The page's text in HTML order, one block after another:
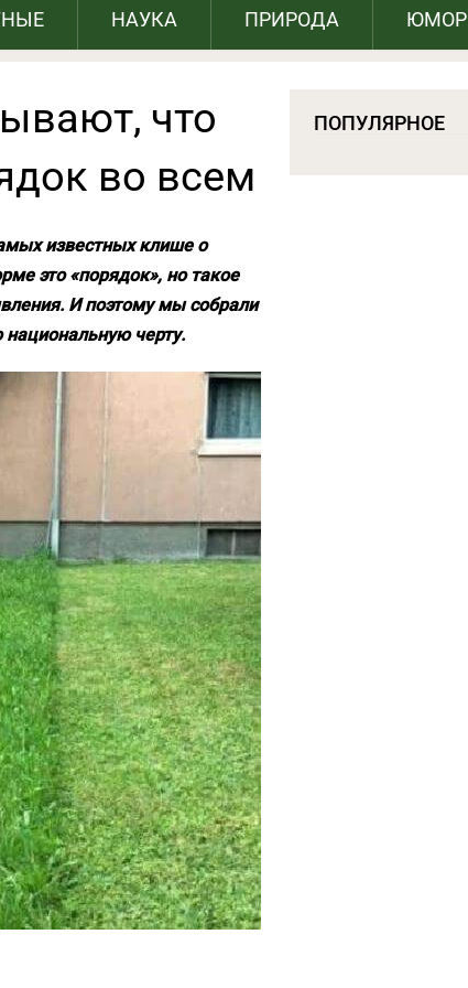
НАУКА ПРИРОДА ЮМОР
что
во всем
известных клише о
это «порядок», но такое
И поэтому мы собрали
черту.
ПОПУЛЯРНОЕ